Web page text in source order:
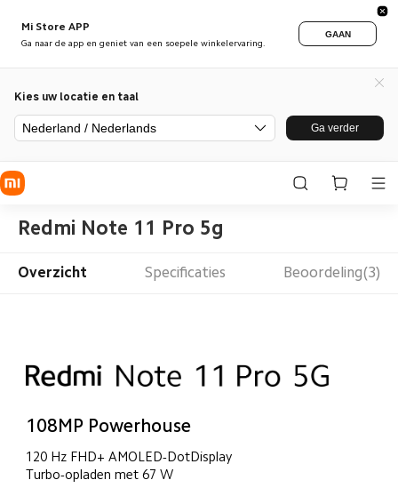
Mi Store APP
Ga naar de app en geniet van een soepele winkelervaring.
GAAN
Kies uw locatie en taal
Nederland / Nederlands Ga verder
Redmi Note 11 Pro 5g
Overzicht Specificaties Beoordeling(3)
108MP Powerhouse
120 Hz FHD+ AMOLED-DotDisplay
Turbo-opladen met 67 W